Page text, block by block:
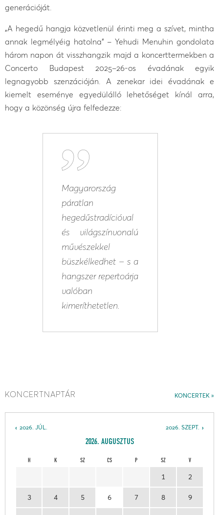
generációját.
„A hegedű hangja közvetlenül érinti meg a szívet, mintha
annak legmélyéig hatolna” – Yehudi Menuhin gondolata
három napon át visszhangzik majd a koncerttermekben a
Concerto Budapest 2025–26-os évadának egyik
legnagyobb szenzációján. A zenekar idei évadának e
kiemelt eseménye egyedülálló lehetőséget kínál arra,
hogy a közönség újra felfedezze:
Magyarország
páratlan
hegedűstradícióval
és világszínvonalú
művészekkel
büszkélkedhet – s a
hangszer repertoárja
valóban
kimeríthetetlen.
KONCERTEK
KONCERTNAPTÁR
2026. SZEPT.
2026. JÚL.
2026. AUGUSZTUS
H K SZ CS P SZ V
1 2
3 4 5 6 7 8 9